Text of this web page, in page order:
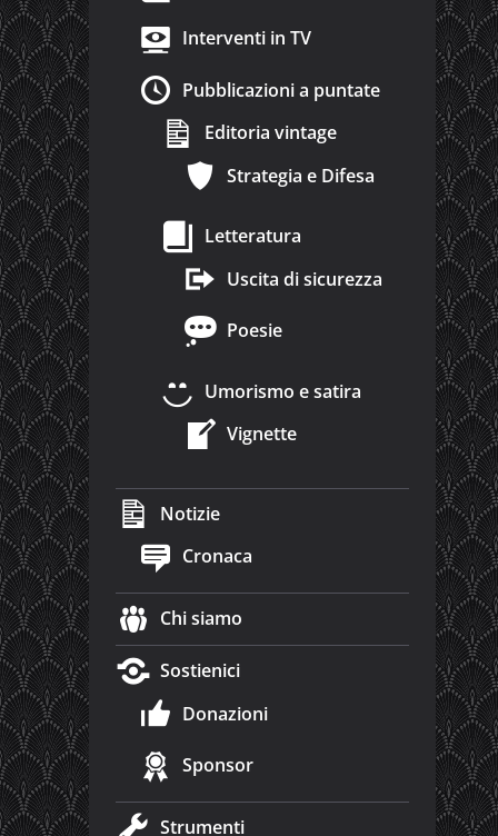
Interventi in TV
Pubblicazioni a puntate
Editoria vintage
Strategia e Difesa
Letteratura
Uscita di sicurezza
Poesie
Umorismo e satira
Vignette
Notizie
Cronaca
Chi siamo
Sostienici
Donazioni
Sponsor
Strumenti